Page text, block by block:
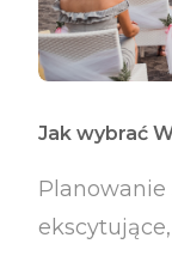
Jak wybrać
Planowanie